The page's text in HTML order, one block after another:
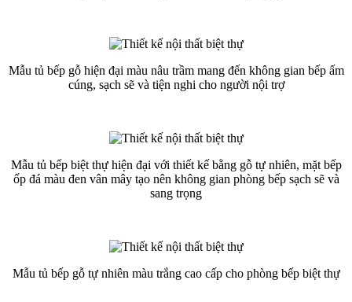
Mẫu tủ bếp gỗ hiện đại màu nâu trầm mang đến không gian bếp ấm
cúng, sạch sẽ và tiện nghi cho người nội trợ
Mẫu tủ bếp biệt thự hiện đại với thiết kế bằng gỗ tự nhiên, mặt bếp
ốp đá màu đen vân mây tạo nên không gian phòng bếp sạch sẽ và
sang trọng
Mẫu tủ bếp gỗ tự nhiên màu trắng cao cấp cho phòng bếp biệt thự